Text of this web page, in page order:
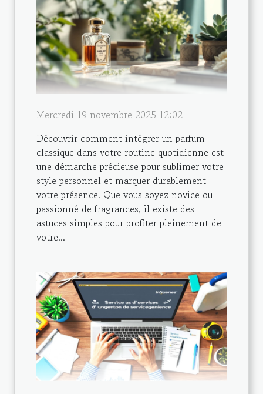
Mercredi 19 novembre 2025 12:02
Découvrir comment intégrer un parfum
classique dans votre routine quotidienne est
une démarche précieuse pour sublimer votre
style personnel et marquer durablement
votre présence. Que vous soyez novice ou
passionné de fragrances, il existe des
astuces simples pour profiter pleinement de
votre...